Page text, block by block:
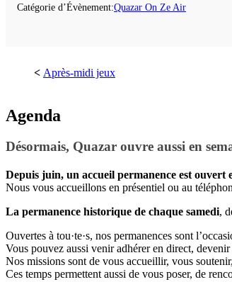
Catégorie d’Évènement:Quazar On Ze Air
Après-midi jeux
Agenda
Désormais, Quazar ouvre aussi en
Depuis juin, un accueil permanence est ouvert
Nous vous accueillons en présentiel ou au
La permanence historique de chaque samedi,
Ouvertes à tou·te·s, nos permanences sont
Vous pouvez aussi venir adhérer en direct,
Nos missions sont de vous accueillir, vous
Ces temps permettent aussi de vous poser, de